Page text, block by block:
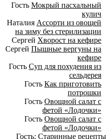
Гость Мокрый пасхальный
кулич
Наталия Ассорти из овощей
на зиму без стерилизации
Сергей Хворост на кефире
Сергей Пышные вергуны на
кефире
Гость Суп для похудения из
сельдерея
Гость Как приготовить
потрошки
Гость Овощной салат с
фетой «Лодочки»
Гость Овощной салат с
фетой «Лодочки»
Гость: Старинные рецепты